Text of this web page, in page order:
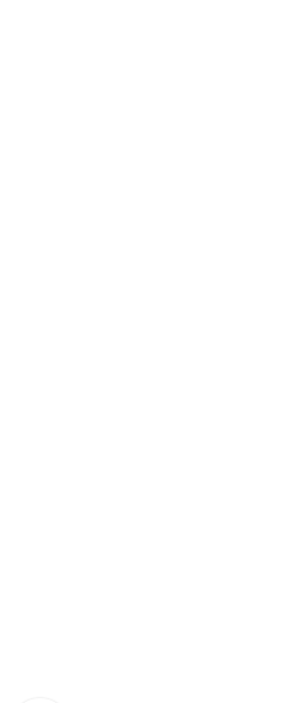
Uno de los
heridos de una
podría pasar a